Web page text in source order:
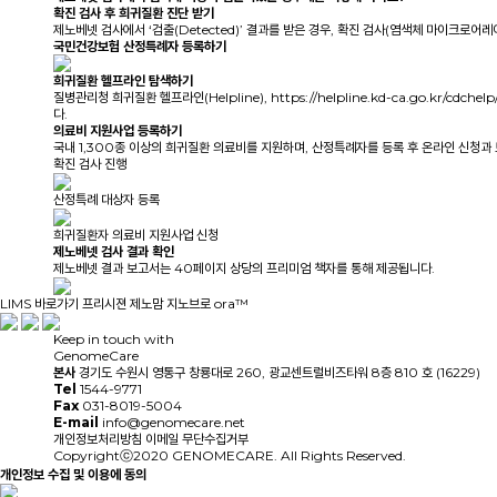
확진 검사 후 희귀질환 진단 받기
제노베넷 검사에서 ‘검출(Detected)’ 결과를 받은 경우, 확진 검사(염색체 마이크로어
국민건강보험 산정특례자 등록하기
희귀질환 헬프라인 탐색하기
질병관리청 희귀질환 헬프라인(Helpline), https://helpline.kd-ca.go.kr/cdchelp/에서
다.
의료비 지원사업 등록하기
국내 1,300종 이상의 희귀질환 의료비를 지원하며, 산정특례자를 등록 후 온라인 신청과
확진 검사 진행
산정특례 대상자 등록
희귀질환자 의료비 지원사업 신청
제노베넷 검사 결과 확인
제노베넷 결과 보고서는 40페이지 상당의 프리미엄 책자를 통해 제공됩니다.
LIMS 바로가기 프리시젼 제노맘 지노브로 ora™
Keep in touch with
GenomeCare
본사 경기도 수원시 영통구 창룡대로 260, 광교센트럴비즈타워 8층 810 호 (16229)
Tel 1544-9771
Fax 031-8019-5004
E-mail info@genomecare.net
개인정보처리방침 이메일 무단수집거부
Copyrightⓒ2020 GENOMECARE. All Rights Reserved.
개인정보 수집 및 이용에 동의